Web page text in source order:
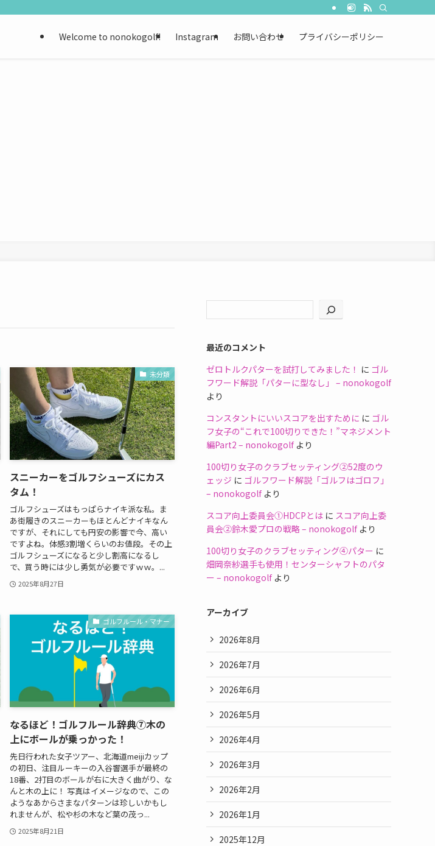
Welcome to nonokogolf! Instagram お問い合わせ プライバシーポリシー
未分類
スニーカーをゴルフシューズにカス
タム！
ゴルフシューズはもっぱらナイキ派な私。ま
あ街履きのスニーカーもほとんどナイキなん
ですが、それにしても円安の影響で今、高い
ですよね。体感3割増くらいのお値段。その上
ゴルフシューズになると少し割高になるし
で、買う時には少し勇気が必要ですｗｗ。...
2025年8月27日
ゴルフルール・マナー
なるほど！ゴルフルール辞典⑦木の
上にボールが乗っかった！
先日行われた女子ツアー、北海道meijiカップ
の初日、注目ルーキーの入谷響選手が最終の
18番、2打目のボールが右に大きく曲がり、な
んと木の上に！ 写真はイメージなので、この
ようなあからさまなパターンは珍しいかもし
れませんが、松や杉の木など葉の茂っ...
2025年8月21日
最近のコメント
ゼロトルクパターを試打してみました！ に ゴル
フワード解説「パターに型なし」 – nonokogolf
より
コンスタントにいいスコアを出すために に ゴル
フ女子の“これで100切りできた！”マネジメント
編Part2 – nonokogolfより
100切り女子のクラブセッティング②52度のウ
ェッジ に ゴルフワード解説「ゴルフはゴロフ」
– nonokogolfより
スコア向上委員会①HDCPとは に スコア向上委
員会②鈴木愛プロの戦略 – nonokogolfより
100切り女子のクラブセッティング④パター に
畑岡奈紗選手も使用！センターシャフトのパタ
ー – nonokogolfより
アーカイブ
2026年8月
2026年7月
2026年6月
2026年5月
2026年4月
2026年3月
2026年2月
2026年1月
2025年12月